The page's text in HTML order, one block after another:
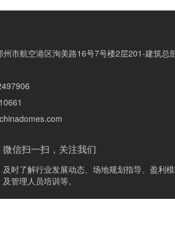
市航空港区洵美路16号7号楼2层201-建筑总
微信扫一扫，关注我们
及时了解行业发展动态、场地规划指导、盈利
及管理人员培训等。